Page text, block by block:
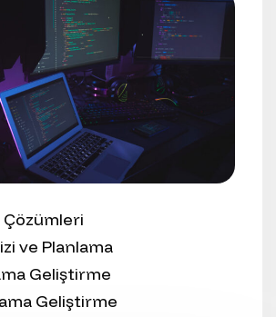
Çözümleri
ve Planlama
Geliştirme
Geliştirme